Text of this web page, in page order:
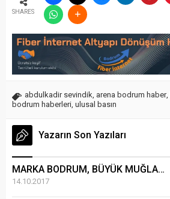
SHARES
abdulkadir sevindik, arena bodrum haber,
bodrum haberleri, ulusal basın
Yazarın Son Yazıları
MARKA BODRUM, BÜYÜK MUĞLA…
14.10.2017